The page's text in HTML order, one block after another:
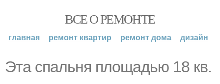
ВСЕ О РЕМОНТЕ
главная ремонт квартир ремонт дома дизайн
Эта спальня площадью 18 кв.